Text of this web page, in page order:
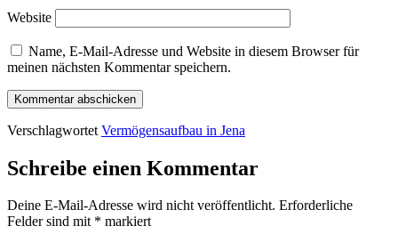
Website
Name, E-Mail-Adresse und Website in diesem Browser für
meinen nächsten Kommentar speichern.
Verschlagwortet Vermögensaufbau in Jena
Schreibe einen Kommentar
Deine E-Mail-Adresse wird nicht veröffentlicht. Erforderliche
Felder sind mit * markiert